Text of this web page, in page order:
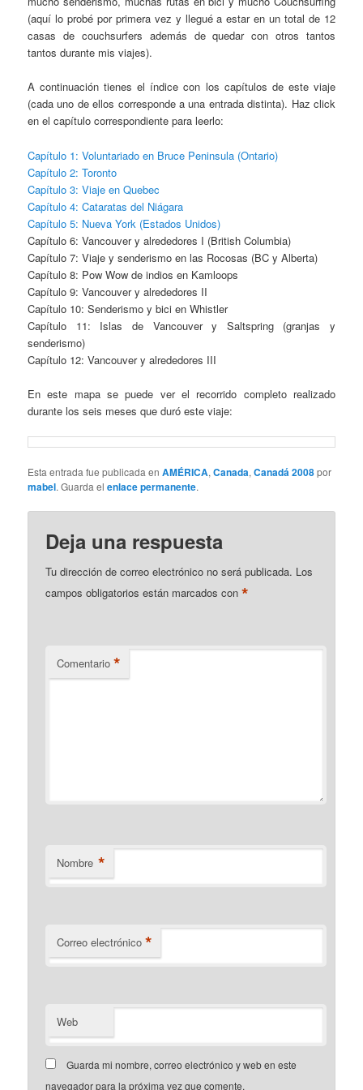
(aquí lo probé por primera vez y llegué a estar en un total de 12
casas de couchsurfers además de quedar con otros tantos
tantos durante mis viajes).
A continuación tienes el índice con los capítulos de este viaje
(cada uno de ellos corresponde a una entrada distinta). Haz click
en el capítulo correspondiente para leerlo:
Capítulo 1: Voluntariado en Bruce Peninsula (Ontario)
Capítulo 2: Toronto
Capítulo 3: Viaje en Quebec
Capítulo 4: Cataratas del Niágara
Capítulo 5: Nueva York (Estados Unidos)
Capítulo 6: Vancouver y alrededores I (British Columbia)
Capítulo 7: Viaje y senderismo en las Rocosas (BC y Alberta)
Capítulo 8: Pow Wow de indios en Kamloops
Capítulo 9: Vancouver y alrededores II
Capítulo 10: Senderismo y bici en Whistler
Capítulo 11: Islas de Vancouver y Saltspring (granjas y
senderismo)
Capítulo 12: Vancouver y alrededores III
En este mapa se puede ver el recorrido completo realizado
durante los seis meses que duró este viaje:
Esta entrada fue publicada enAMÉRICA,Canada,Canadá 2008por
mabel. Guarda elenlace permanente.
Deja una respuesta
Tu dirección de correo electrónico no será publicada. Los
campos obligatorios están marcados con*
Comentario *
Nombre *
Correo electrónico *
Web
Guarda mi nombre, correo electrónico y web en este
navegador para la próxima vez que comente.